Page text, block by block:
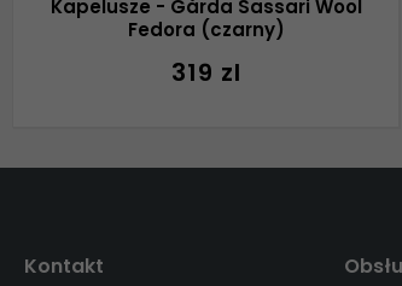
Kapelusze - Gårda Sassari Wool
Fedora (czarny)
319 zl
Kontakt